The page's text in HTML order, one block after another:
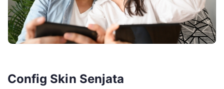
Config Skin Senjata